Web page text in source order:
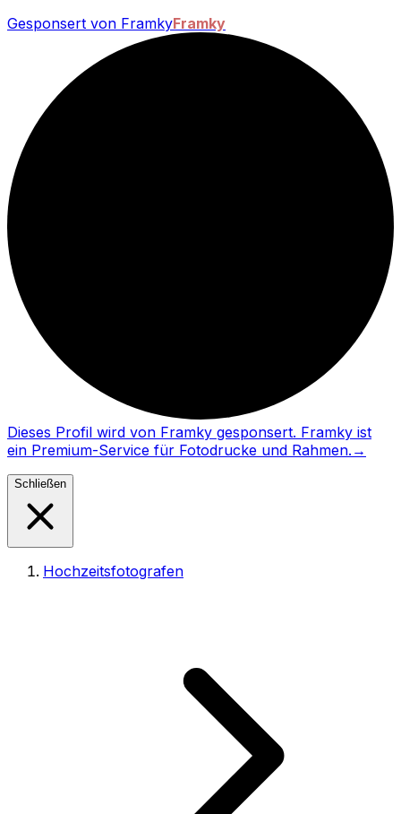
Gesponsert von FramkyFramky
Dieses Profil wird von Framky gesponsert. Framky ist
ein Premium-Service für Fotodrucke und Rahmen. →
Schließen
Hochzeitsfotografen